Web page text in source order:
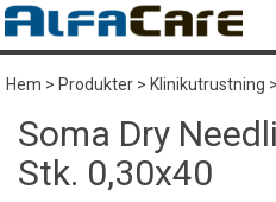
Hem>Produkter>Klinikutrustning
Soma Dry
Stk. 0,30x40